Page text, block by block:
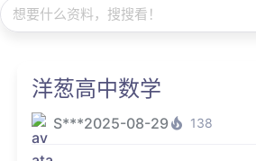
想要什么资料，搜搜看！
洋葱高中数学
S***2025-08-29 138